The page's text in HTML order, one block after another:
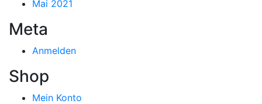
Mai 2021
Meta
Anmelden
Shop
Mein Konto